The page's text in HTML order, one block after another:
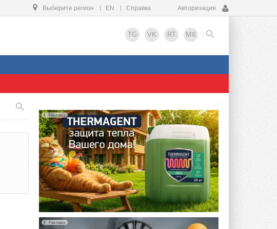
Выберите регион EN Справка Авторизация
TG VK RT MX
EN
Реклама
Реклама